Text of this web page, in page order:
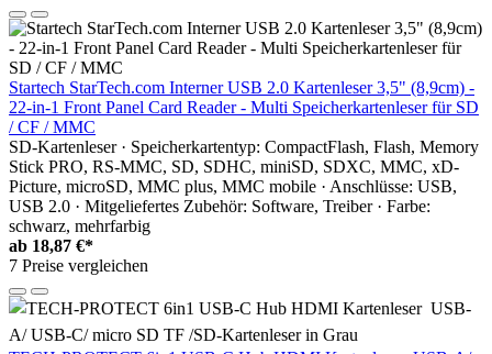
Startech StarTech.com Interner USB 2.0 Kartenleser 3,5" (8,9cm) -
22-in-1 Front Panel Card Reader - Multi Speicherkartenleser für SD
/ CF / MMC
SD-Kartenleser · Speicherkartentyp: CompactFlash, Flash, Memory
Stick PRO, RS-MMC, SD, SDHC, miniSD, SDXC, MMC, xD-
Picture, microSD, MMC plus, MMC mobile · Anschlüsse: USB,
USB 2.0 · Mitgeliefertes Zubehör: Software, Treiber · Farbe:
schwarz, mehrfarbig
ab 18,87 €*
7 Preise vergleichen